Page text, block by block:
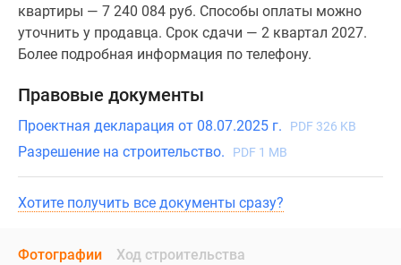
квартиры — 7 240 084 руб. Способы оплаты можно
уточнить у продавца. Срок сдачи — 2 квартал 2027.
Более подробная информация по телефону.
Правовые документы
Проектная декларация от 08.07.2025 г. PDF 326 KB
Разрешение на строительство. PDF 1 MB
Хотите получить все документы сразу?
Фотографии Ход строительства